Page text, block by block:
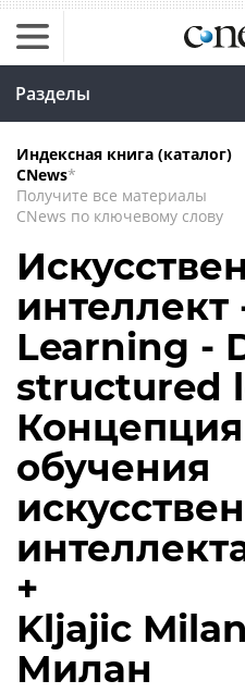
Разделы
Индексная книга (каталог)
CNews*
Получите все материалы
CNews по ключевому слову
интеллект
Learning -
structured
Концепция
обучения
+
Kljajic
Милан